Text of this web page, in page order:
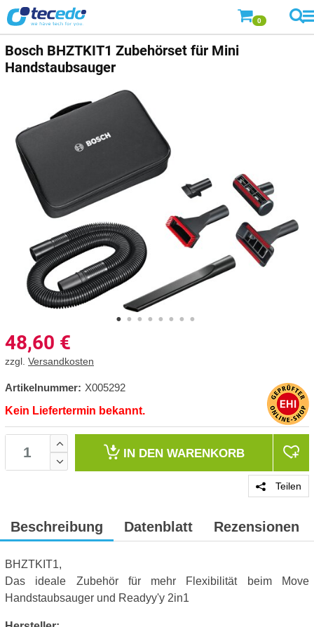
0
Bosch BHZTKIT1 Zubehörset für Mini
Handstaubsauger
48,60 €
zzgl. Versandkosten
Artikelnummer: X005292
Kein Liefertermin bekannt.
IN DEN WARENKORB
Teilen
Beschreibung Datenblatt Rezensionen
BHZTKIT1,
Das ideale Zubehör für mehr Flexibilität beim Move
Handstaubsauger und Readyy'y 2in1